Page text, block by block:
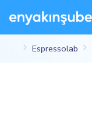
Espressolab